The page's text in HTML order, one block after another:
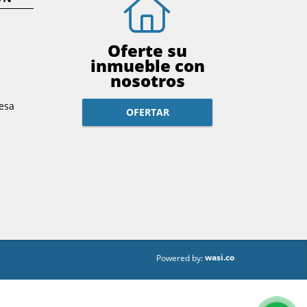
Oferte su
inmueble con
nosotros
OFERTAR
Powered by:wasi.co